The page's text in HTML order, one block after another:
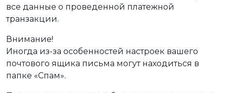
все данные о проведенной платежной
транзакции.
Внимание!
Иногда из-за особенностей настроек вашего
почтового ящика письма могут находиться в
папке «Спам».